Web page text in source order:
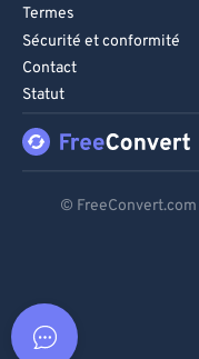
Termes
Sécurité et conformité
Contact
Statut
© FreeConvert.com